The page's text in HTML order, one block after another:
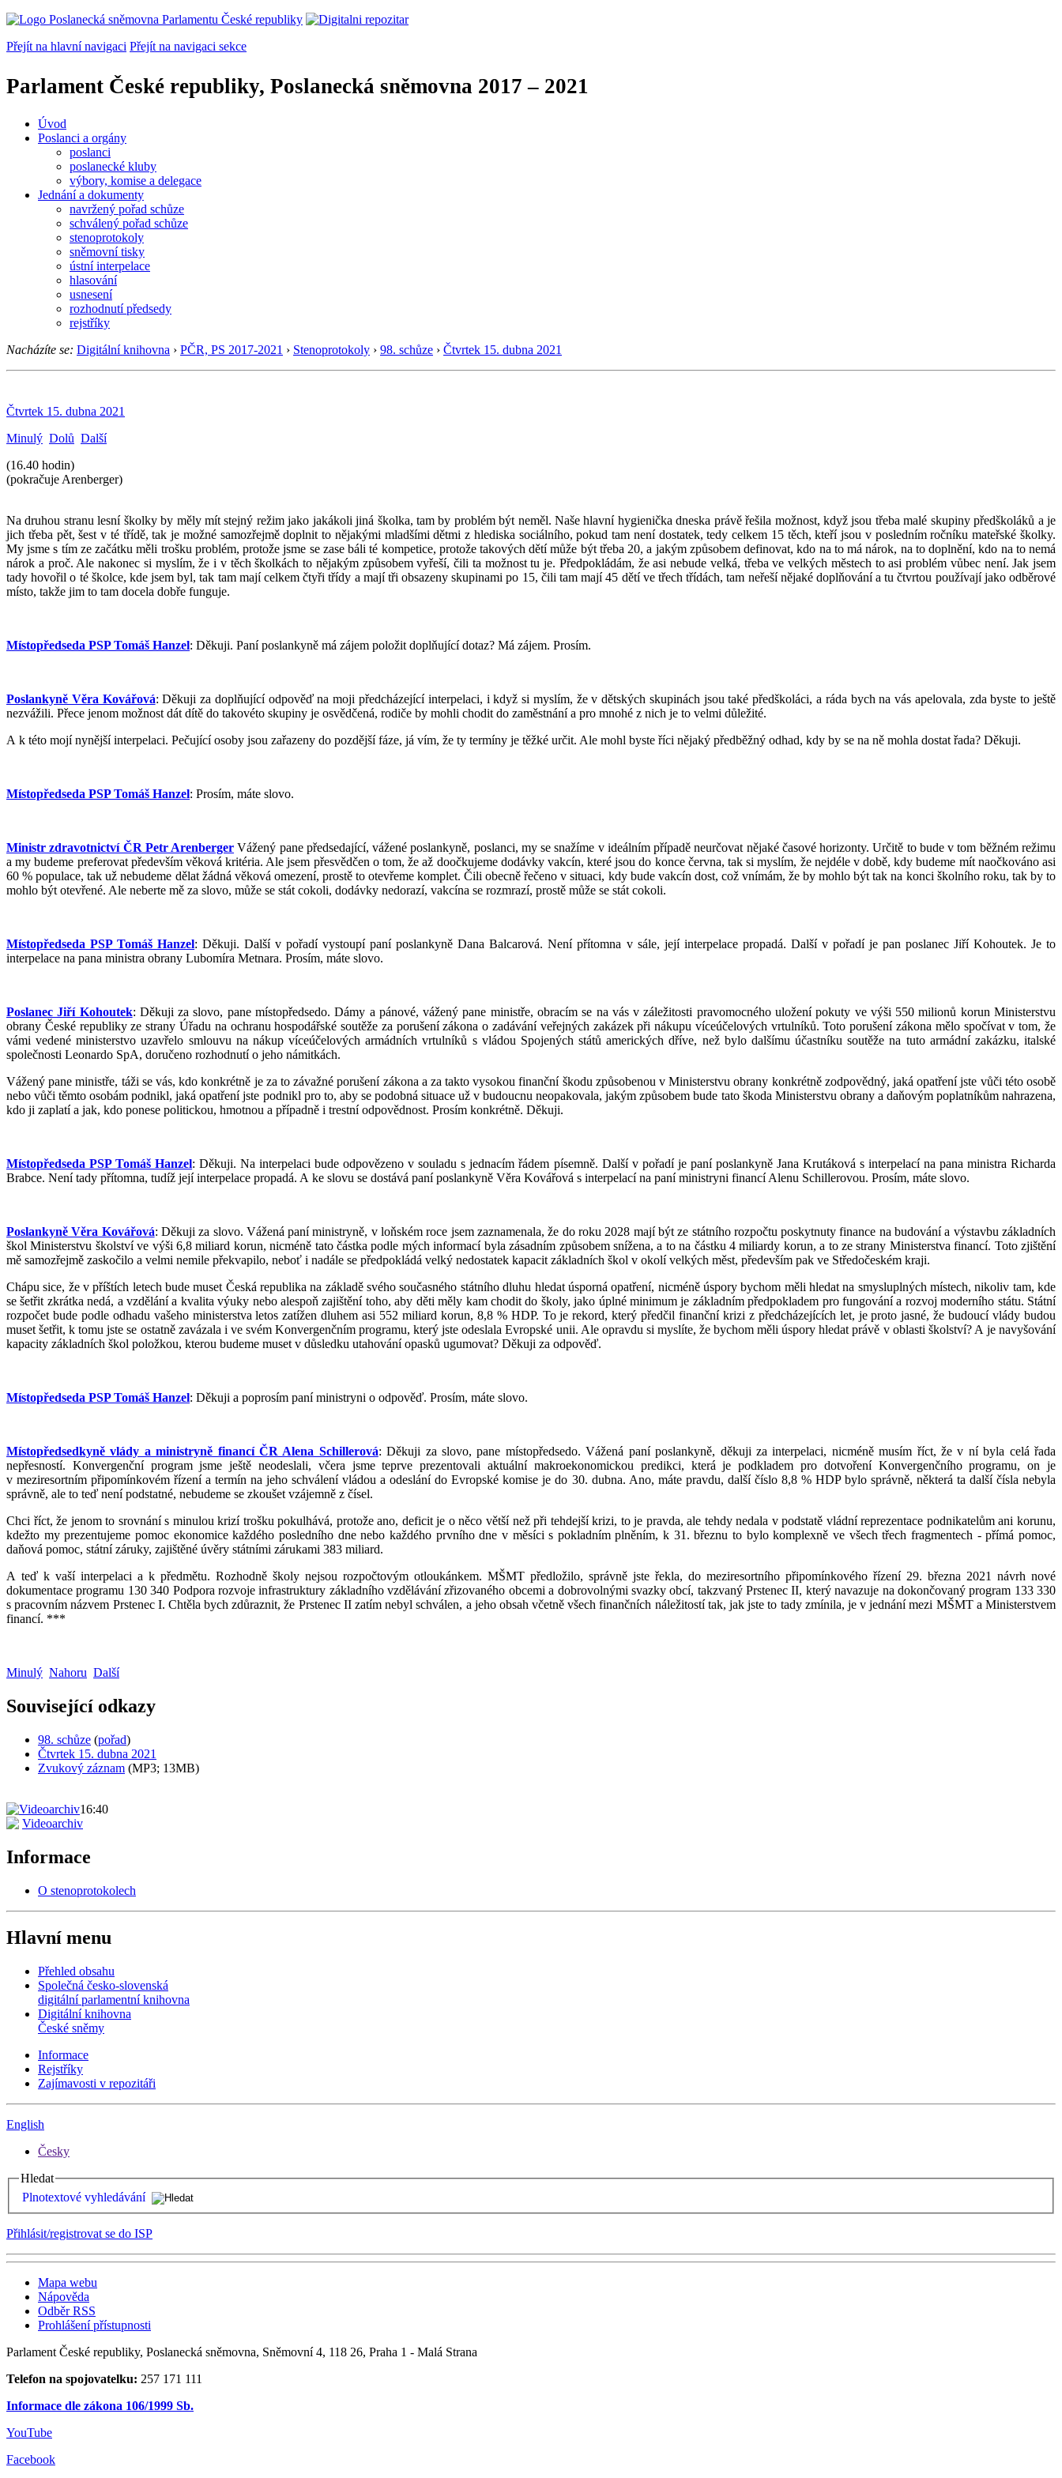
Přejít na hlavní navigaci Přejít na navigaci sekce
Parlament České republiky, Poslanecká sněmovna 2017 – 2021
Úvod
Poslanci a orgány
poslanci
poslanecké kluby
výbory, komise a delegace
Jednání a dokumenty
navržený pořad schůze
schválený pořad schůze
stenoprotokoly
sněmovní tisky
ústní interpelace
hlasování
usnesení
rozhodnutí předsedy
rejstříky
Nacházíte se: Digitální knihovna › PČR, PS 2017-2021 › Stenoprotokoly › 98. schůze › Čtvrtek 15. dubna 2021
Čtvrtek 15. dubna 2021
Minulý Dolů Další
(16.40 hodin)
(pokračuje Arenberger)
Na druhou stranu lesní školky by měly mít stejný režim jako jakákoli jiná školka, tam by problém být neměl. Naše hlavní hygienička dneska právě řešila možnost, když jsou třeba malé skupiny předškoláků a je
jich třeba pět, šest v té třídě, tak je možné samozřejmě doplnit to nějakými mladšími dětmi z hlediska sociálního, pokud tam není dostatek, tedy celkem 15 těch, kteří jsou v posledním ročníku mateřské školky.
My jsme s tím ze začátku měli trošku problém, protože jsme se zase báli té kompetice, protože takových dětí může být třeba 20, a jakým způsobem definovat, kdo na to má nárok, na to doplnění, kdo na to nemá
nárok a proč. Ale nakonec si myslím, že i v těch školkách to nějakým způsobem vyřeší, čili ta možnost tu je. Předpokládám, že asi nebude velká, třeba ve velkých městech to asi problém vůbec není. Jak jsem
tady hovořil o té školce, kde jsem byl, tak tam mají celkem čtyři třídy a mají tři obsazeny skupinami po 15, čili tam mají 45 dětí ve třech třídách, tam neřeší nějaké doplňování a tu čtvrtou používají jako odběrové
místo, takže jim to tam docela dobře funguje.
Místopředseda PSP Tomáš Hanzel: Děkuji. Paní poslankyně má zájem položit doplňující dotaz? Má zájem. Prosím.
Poslankyně Věra Kovářová: Děkuji za doplňující odpověď na moji předcházející interpelaci, i když si myslím, že v dětských skupinách jsou také předškoláci, a ráda bych na vás apelovala, zda byste to ještě
nezvážili. Přece jenom možnost dát dítě do takovéto skupiny je osvědčená, rodiče by mohli chodit do zaměstnání a pro mnohé z nich je to velmi důležité.
A k této mojí nynější interpelaci. Pečující osoby jsou zařazeny do pozdější fáze, já vím, že ty termíny je těžké určit. Ale mohl byste říci nějaký předběžný odhad, kdy by se na ně mohla dostat řada? Děkuji.
Místopředseda PSP Tomáš Hanzel: Prosím, máte slovo.
Ministr zdravotnictví ČR Petr Arenberger Vážený pane předsedající, vážené poslankyně, poslanci, my se snažíme v ideálním případě neurčovat nějaké časové horizonty. Určitě to bude v tom běžném režimu
a my budeme preferovat především věková kritéria. Ale jsem přesvědčen o tom, že až doočkujeme dodávky vakcín, které jsou do konce června, tak si myslím, že nejdéle v době, kdy budeme mít naočkováno asi
60 % populace, tak už nebudeme dělat žádná věková omezení, prostě to otevřeme komplet. Čili obecně řečeno v situaci, kdy bude vakcín dost, což vnímám, že by mohlo být tak na konci školního roku, tak by to
mohlo být otevřené. Ale neberte mě za slovo, může se stát cokoli, dodávky nedorazí, vakcína se rozmrazí, prostě může se stát cokoli.
Místopředseda PSP Tomáš Hanzel: Děkuji. Další v pořadí vystoupí paní poslankyně Dana Balcarová. Není přítomna v sále, její interpelace propadá. Další v pořadí je pan poslanec Jiří Kohoutek. Je to
interpelace na pana ministra obrany Lubomíra Metnara. Prosím, máte slovo.
Poslanec Jiří Kohoutek: Děkuji za slovo, pane místopředsedo. Dámy a pánové, vážený pane ministře, obracím se na vás v záležitosti pravomocného uložení pokuty ve výši 550 milionů korun Ministerstvu
obrany České republiky ze strany Úřadu na ochranu hospodářské soutěže za porušení zákona o zadávání veřejných zakázek při nákupu víceúčelových vrtulníků. Toto porušení zákona mělo spočívat v tom, že
vámi vedené ministerstvo uzavřelo smlouvu na nákup víceúčelových armádních vrtulníků s vládou Spojených států amerických dříve, než bylo dalšímu účastníku soutěže na tuto armádní zakázku, italské
společnosti Leonardo SpA, doručeno rozhodnutí o jeho námitkách.
Vážený pane ministře, táži se vás, kdo konkrétně je za to závažné porušení zákona a za takto vysokou finanční škodu způsobenou v Ministerstvu obrany konkrétně zodpovědný, jaká opatření jste vůči této osobě
nebo vůči těmto osobám podnikl, jaká opatření jste podnikl pro to, aby se podobná situace už v budoucnu neopakovala, jakým způsobem bude tato škoda Ministerstvu obrany a daňovým poplatníkům nahrazena,
kdo ji zaplatí a jak, kdo ponese politickou, hmotnou a případně i trestní odpovědnost. Prosím konkrétně. Děkuji.
Místopředseda PSP Tomáš Hanzel: Děkuji. Na interpelaci bude odpovězeno v souladu s jednacím řádem písemně. Další v pořadí je paní poslankyně Jana Krutáková s interpelací na pana ministra Richarda
Brabce. Není tady přítomna, tudíž její interpelace propadá. A ke slovu se dostává paní poslankyně Věra Kovářová s interpelací na paní ministryni financí Alenu Schillerovou. Prosím, máte slovo.
Poslankyně Věra Kovářová: Děkuji za slovo. Vážená paní ministryně, v loňském roce jsem zaznamenala, že do roku 2028 mají být ze státního rozpočtu poskytnuty finance na budování a výstavbu základních
škol Ministerstvu školství ve výši 6,8 miliard korun, nicméně tato částka podle mých informací byla zásadním způsobem snížena, a to na částku 4 miliardy korun, a to ze strany Ministerstva financí. Toto zjištění
mě samozřejmě zaskočilo a velmi nemile překvapilo, neboť i nadále se předpokládá velký nedostatek kapacit základních škol v okolí velkých měst, především pak ve Středočeském kraji.
Chápu sice, že v příštích letech bude muset Česká republika na základě svého současného státního dluhu hledat úsporná opatření, nicméně úspory bychom měli hledat na smysluplných místech, nikoliv tam, kde
se šetřit zkrátka nedá, a vzdělání a kvalita výuky nebo alespoň zajištění toho, aby děti měly kam chodit do školy, jako úplné minimum je základním předpokladem pro fungování a rozvoj moderního státu. Státní
rozpočet bude podle odhadu vašeho ministerstva letos zatížen dluhem asi 552 miliard korun, 8,8 % HDP. To je rekord, který předčil finanční krizi z předcházejících let, je proto jasné, že budoucí vlády budou
muset šetřit, k tomu jste se ostatně zavázala i ve svém Konvergenčním programu, který jste odeslala Evropské unii. Ale opravdu si myslíte, že bychom měli úspory hledat právě v oblasti školství? A je navyšování
kapacity základních škol položkou, kterou budeme muset v důsledku utahování opasků ugumovat? Děkuji za odpověď.
Místopředseda PSP Tomáš Hanzel: Děkuji a poprosím paní ministryni o odpověď. Prosím, máte slovo.
Místopředsedkyně vlády a ministryně financí ČR Alena Schillerová: Děkuji za slovo, pane místopředsedo. Vážená paní poslankyně, děkuji za interpelaci, nicméně musím říct, že v ní byla celá řada
nepřesností. Konvergenční program jsme ještě neodeslali, včera jsme teprve prezentovali aktuální makroekonomickou predikci, která je podkladem pro dotvoření Konvergenčního programu, on je
v meziresortním připomínkovém řízení a termín na jeho schválení vládou a odeslání do Evropské komise je do 30. dubna. Ano, máte pravdu, další číslo 8,8 % HDP bylo správně, některá ta další čísla nebyla
správně, ale to teď není podstatné, nebudeme se zkoušet vzájemně z čísel.
Chci říct, že jenom to srovnání s minulou krizí trošku pokulhává, protože ano, deficit je o něco větší než při tehdejší krizi, to je pravda, ale tehdy nedala v podstatě vládní reprezentace podnikatelům ani korunu,
kdežto my prezentujeme pomoc ekonomice každého posledního dne nebo každého prvního dne v měsíci s pokladním plněním, k 31. březnu to bylo komplexně ve všech třech fragmentech - přímá pomoc,
daňová pomoc, státní záruky, zajištěné úvěry státními zárukami 383 miliard.
A teď k vaší interpelaci a k předmětu. Rozhodně školy nejsou rozpočtovým otloukánkem. MŠMT předložilo, správně jste řekla, do meziresortního připomínkového řízení 29. března 2021 návrh nové
dokumentace programu 130 340 Podpora rozvoje infrastruktury základního vzdělávání zřizovaného obcemi a dobrovolnými svazky obcí, takzvaný Prstenec II, který navazuje na dokončovaný program 133 330
s pracovním názvem Prstenec I. Chtěla bych zdůraznit, že Prstenec II zatím nebyl schválen, a jeho obsah včetně všech finančních náležitostí tak, jak jste to tady zmínila, je v jednání mezi MŠMT a Ministerstvem
financí. ***
Minulý Nahoru Další
Související odkazy
98. schůze (pořad)
Čtvrtek 15. dubna 2021
Zvukový záznam (MP3; 13MB)
16:40
Videoarchiv
Informace
O stenoprotokolech
Hlavní menu
Přehled obsahu
Společná česko-slovenská
digitální parlamentní knihovna
Digitální knihovna
České sněmy
Informace
Rejstříky
Zajímavosti v repozitáři
English
Česky
Hledat
Plnotextové vyhledávání
Přihlásit/registrovat se do ISP
Mapa webu
Nápověda
Odběr RSS
Prohlášení přístupnosti
Parlament České republiky, Poslanecká sněmovna, Sněmovní 4, 118 26, Praha 1 - Malá Strana
Telefon na spojovatelku: 257 171 111
Informace dle zákona 106/1999 Sb.
YouTube
Facebook